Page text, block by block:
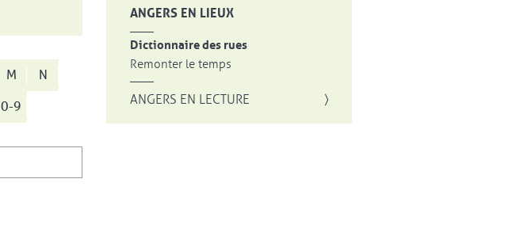
M
N
0-9
ANGERS EN LIEUX
Dictionnaire des rues
Remonter le temps
ANGERS EN LECTURE